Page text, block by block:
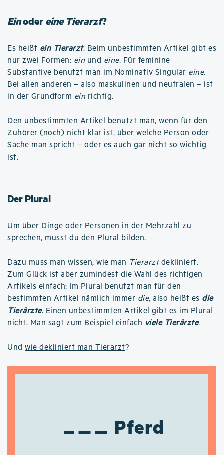
Einodereine Tierarzt?
Es heißt ein Tierarzt. Beim unbestimmten Artikel gibt es
nur zwei Formen: ein und eine. Für feminine
Substantive benutzt man im Nominativ Singular eine.
Bei allen anderen – also maskulinen und neutralen – ist
in der Grundform ein richtig.
Den unbestimmten Artikel benutzt man, wenn für den
Zuhörer (noch) nicht klar ist, über welche Person oder
Sache man spricht – oder es auch gar nicht so wichtig
ist.
Der Plural
Um über Dinge oder Personen in der Mehrzahl zu
sprechen, musst du den Plural bilden.
Dazu muss man wissen, wie man Tierarztdekliniert.
Zum Glück ist aber zumindest die Wahl des richtigen
Artikels einfach: Im Plural benutzt man für den
bestimmten Artikel nämlich immer die, also heißt es die
Tierärzte. Einen unbestimmten Artikel gibt es im Plural
nicht. Man sagt zum Beispiel einfach viele Tierärzte.
Und wie dekliniert man Tierarzt?
Pferd